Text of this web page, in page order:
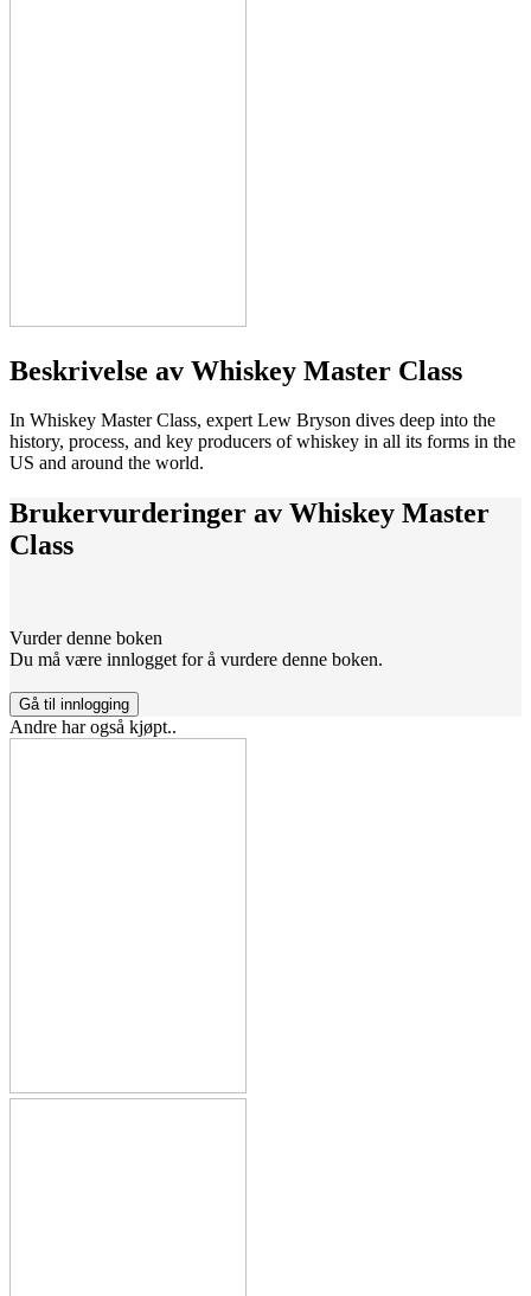
Beskrivelse av Whiskey Master Class
In Whiskey Master Class, expert Lew Bryson dives deep into the
history, process, and key producers of whiskey in all its forms in the
US and around the world.
Brukervurderinger av Whiskey Master
Class
Vurder denne boken
Du må være innlogget for å vurdere denne boken.
Gå til innlogging
Andre har også kjøpt..